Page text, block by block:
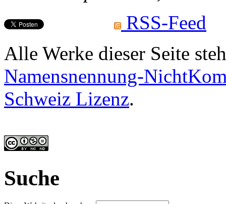
RSS-Feed
Alle Werke dieser Seite
Namensnennung-
Schweiz Lizenz.
Suche